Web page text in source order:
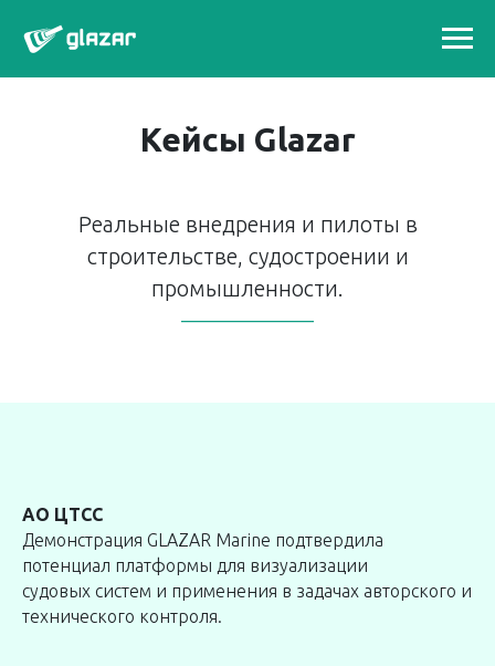
Кейсы Glazar
Реальные внедрения и пилоты в
строительстве, судостроении и
промышленности.
——————
АО ЦТСС
Демонстрация GLAZAR Marine подтвердила
потенциал платформы для визуализации
судовых систем и применения в задачах авторского и
технического контроля.